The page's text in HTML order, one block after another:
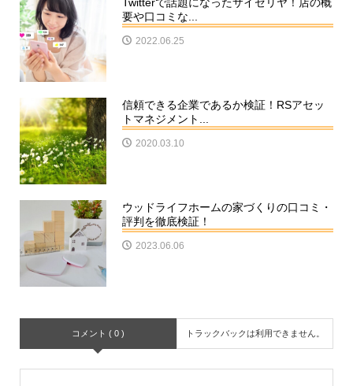
要や口コミな...
2022.06.25
信頼できる企業であるか検証！RSアセッ
トマネジメント...
2020.03.10
ウッドライフホームの家づくりの口コミ・
評判を徹底検証！
2023.06.06
コメント ( 0 ) トラックバックは利用できません。